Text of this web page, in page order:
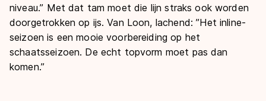
niveau.’’ Met dat tam moet die lijn straks ook worden
doorgetrokken op ijs. Van Loon, lachend: ’’Het inline-
seizoen is een mooie voorbereiding op het
schaatsseizoen. De echt topvorm moet pas dan
komen.’’